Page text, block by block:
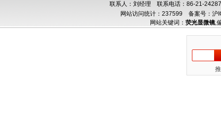
联系人：刘经理 联系电话：86-21-
网站访问统计：237599 备案号：沪
网站关键词： 荧光显微镜,